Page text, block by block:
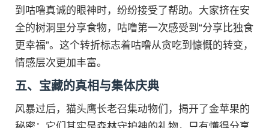
到咕噜真诚的眼神时，纷纷接受了帮助。大家挤在安
全的树洞里分享食物，咕噜第一次感受到“分享比独食
更幸福”。这个转折标志着咕噜从贪吃到慷慨的转变，
情感层次更加丰富。
五、宝藏的真相与集体庆典
风暴过后，猫头鹰长老召集动物们，揭开了金苹果的